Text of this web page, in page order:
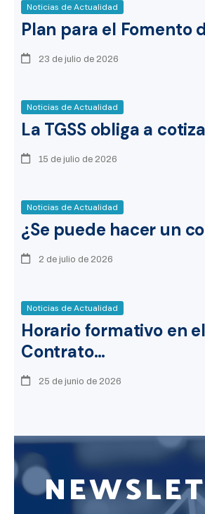
Noticias de Actualidad
Plan para el Fomento
23 de julio de 2026
Noticias de Actualidad
La TGSS obliga a
15 de julio de 2026
Noticias de Actualidad
¿Se puede hacer un
2 de julio de 2026
Noticias de Actualidad
Horario formativo en el
Contrato…
25 de junio de 2026